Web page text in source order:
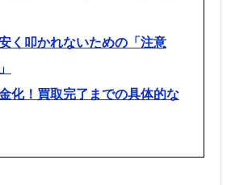
く叩かれないための「注意
化！買取完了までの具体的な